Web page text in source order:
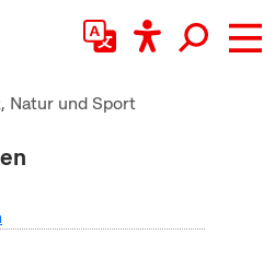
Natur und Sport